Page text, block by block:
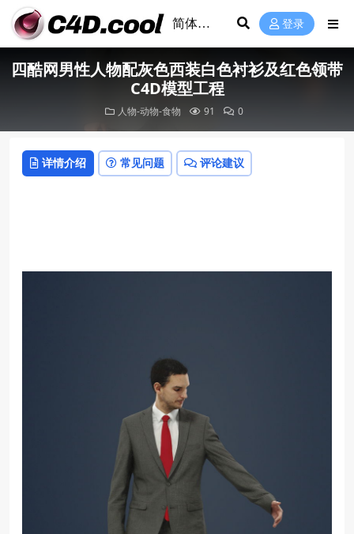
登录
四酷网男性人物配灰色西装白色衬衫及红色领带
C4D模型工程
人物-动物-食物 91 0
详情介绍 常见问题 评论建议